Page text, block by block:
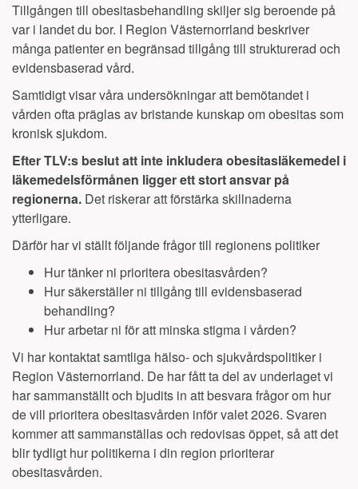
Tillgången till obesitasbehandling skiljer sig beroende på
var i landet du bor. I Region Västernorrland beskriver
många patienter en begränsad tillgång till strukturerad och
evidensbaserad vård.
Samtidigt visar våra undersökningar att bemötandet i
vården ofta präglas av bristande kunskap om obesitas som
kronisk sjukdom.
Efter TLV:s beslut att inte inkludera obesitasläkemedel i
läkemedelsförmånen ligger ett stort ansvar på
regionerna. Det riskerar att förstärka skillnaderna
ytterligare.
Därför har vi ställt följande frågor till regionens politiker
Hur tänker ni prioritera obesitasvården?
Hur säkerställer ni tillgång till evidensbaserad
behandling?
Hur arbetar ni för att minska stigma i vården?
Vi har kontaktat samtliga hälso- och sjukvårdspolitiker i
Region Västernorrland. De har fått ta del av underlaget vi
har sammanställt och bjudits in att besvara frågor om hur
de vill prioritera obesitasvården inför valet 2026. Svaren
kommer att sammanställas och redovisas öppet, så att det
blir tydligt hur politikerna i din region prioriterar
obesitasvården.